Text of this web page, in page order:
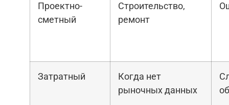
Проектно-
сметный
Строительство,
ремонт
Затратный
Когда нет
рыночных данных